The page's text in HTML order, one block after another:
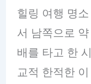
힐링 여행 명
서 남쪽으로
배를 타고 한
교적 한적한